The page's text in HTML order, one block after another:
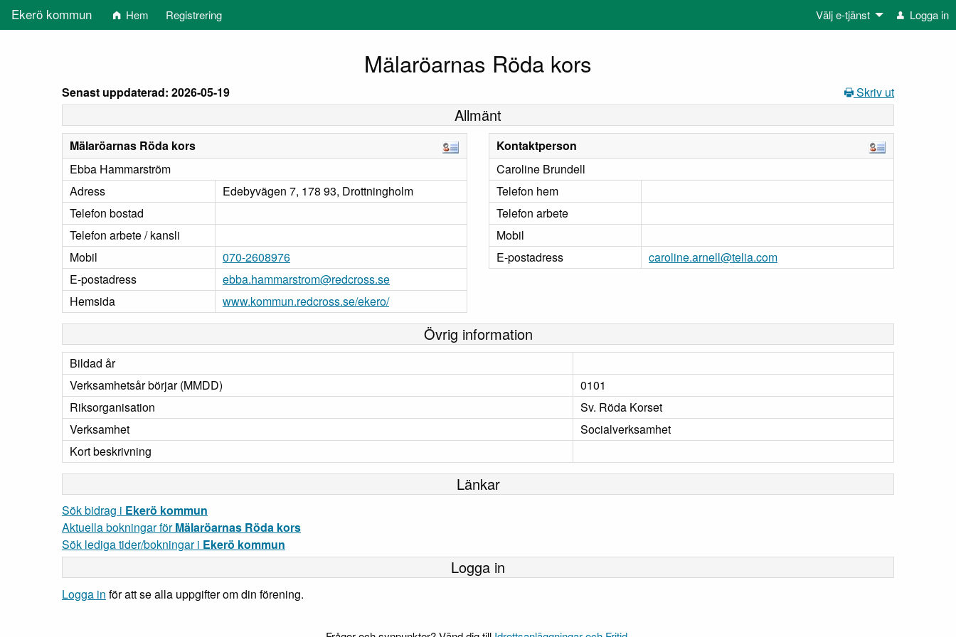
Ekerö kommun Hem Registrering Välj e-tjänst Logga in
Mälaröarnas Röda kors
Senast uppdaterad: 2026-05-19 Skriv ut
Allmänt
Mälaröarnas Röda kors
Ebba Hammarström
Adress
Edebyvägen 7, 178 93, Drottningholm
Telefon bostad
Telefon arbete / kansli
Mobil
070-2608976
E-postadress
ebba.hammarstrom@redcross.se
Hemsida
www.kommun.redcross.se/ekero/
Kontaktperson
Caroline Brundell
Telefon hem
Telefon arbete
Mobil
E-postadress
caroline.arnell@telia.com
Övrig information
Bildad år
Verksamhetsår börjar (MMDD)
0101
Riksorganisation
Sv. Röda Korset
Verksamhet
Socialverksamhet
Kort beskrivning
Länkar
Sök bidrag i Ekerö kommun
Aktuella bokningar förMälaröarnas Röda kors
Sök lediga tider/bokningar i Ekerö kommun
Logga in
Logga in för att se alla uppgifter om din förening.